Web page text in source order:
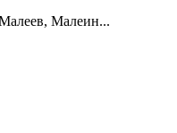
Малеин...